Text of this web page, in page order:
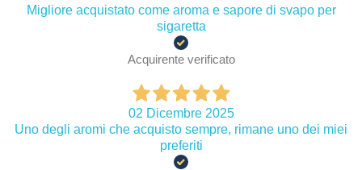
Migliore acquistato come aroma e sapore di svapo per
sigaretta
Acquirente verificato
02 Dicembre 2025
Uno degli aromi che acquisto sempre, rimane uno dei miei
preferiti